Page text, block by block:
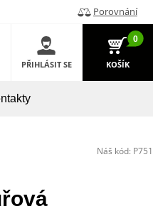
Porovnání
PŘIHLÁSIT SE
0
KOŠÍK
Náš kód: P751